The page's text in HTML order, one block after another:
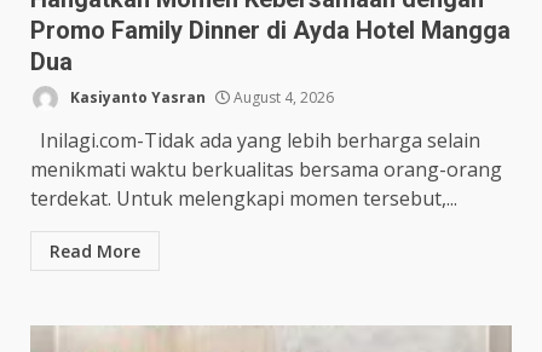
Promo Family Dinner di Ayda Hotel Mangga
Dua
Kasiyanto Yasran August 4, 2026
Inilagi.com-Tidak ada yang lebih berharga selain
menikmati waktu berkualitas bersama orang-orang
terdekat. Untuk melengkapi momen tersebut,...
Read More